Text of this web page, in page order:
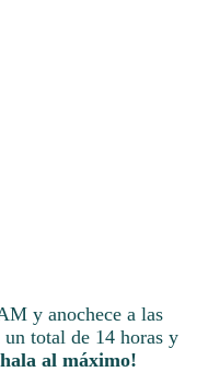
y anochece a las
total de 14 horas y
al máximo!